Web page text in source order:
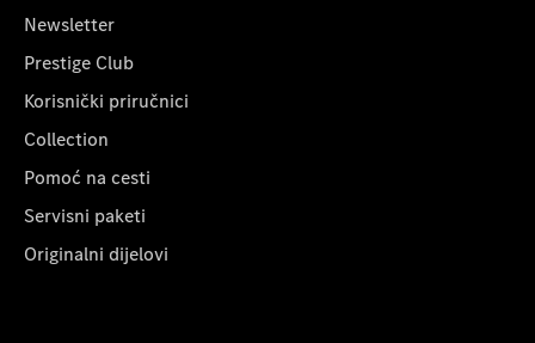
Newsletter
Prestige Club
Korisnički priručnici
Collection
Pomoć na cesti
Servisni paketi
Originalni dijelovi